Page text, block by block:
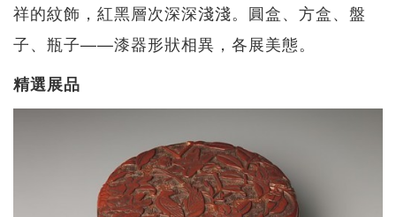
祥的紋飾，紅黑層次深深淺淺。圓盒、方盒、盤
子、瓶子——漆器形狀相異，各展美態。
精選展品